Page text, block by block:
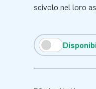
scivolo nel loro